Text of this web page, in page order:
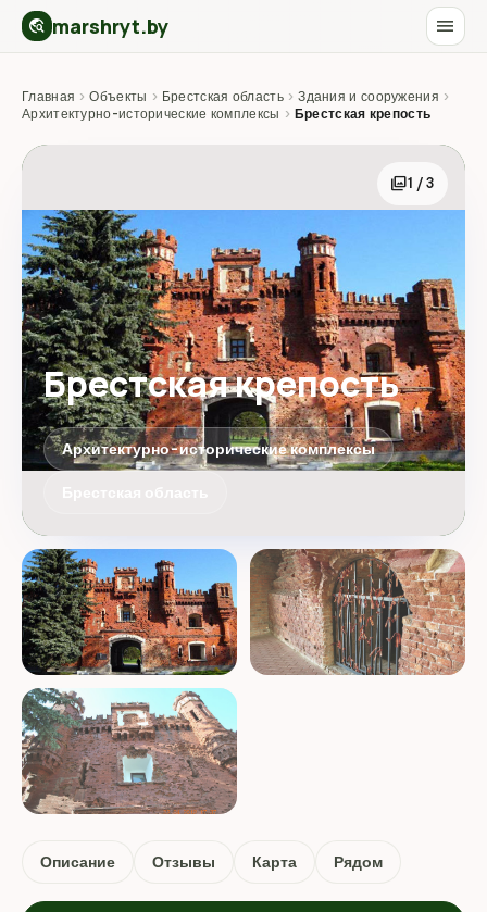
travel_explore marshryt.by menu
Главная › Объекты › Брестская область › Здания и сооружения ›
Архитектурно-исторические комплексы › Брестская крепость
photo_library1 / 3
Брестская крепость
Архитектурно-исторические комплексы
Описание Отзывы Карта Рядом